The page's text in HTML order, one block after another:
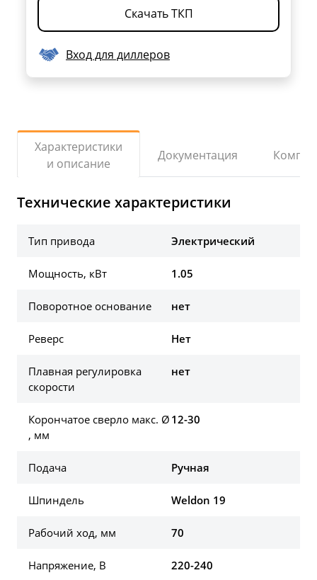
Скачать ТКП
Вход для диллеров
Характеристики
и описание
Документация
Технические характеристики
Тип привода Электрический
Мощность, кВт 1.05
Поворотное основание нет
Реверс Нет
Плавная регулировка
скорости
нет
Корончатое сверло макс. Ø
, мм
12-30
Подача Ручная
Шпиндель Weldon 19
Рабочий ход, мм 70
Напряжение, В 220-240